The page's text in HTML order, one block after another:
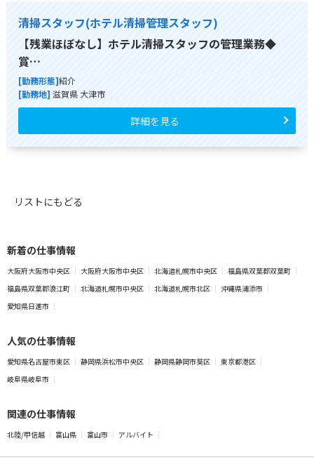
清掃スタッフ(ホテル清掃管理スタッフ)
【残業ほぼなし】ホテル清掃スタッフの管理業務◆
賞…
[勤務形態]紹介
[勤務地] 滋賀県 大津市
詳細を見る
リストにもどる
新着の仕事情報
大阪府大阪市中央区 大阪府大阪市中央区 北海道札幌市中央区
福島県双葉郡双葉町
福島県双葉郡浪江町
北海道札幌市中央区 北海道札幌市北区
沖縄県浦添市
愛知県日進市
人気の仕事情報
愛知県名古屋市東区 静岡県浜松市中央区 静岡県静岡市葵区
東京都港区
岐阜県岐阜市
関連の仕事情報
北陸/甲信越 富山県 富山市 アルバイト